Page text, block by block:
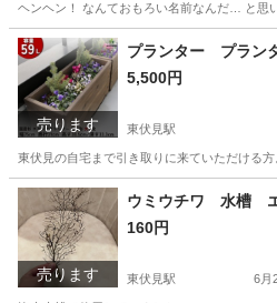
ヘンヘン！ なんておもろい名前なんだ… と思
東京 西東京市 東伏見駅 その他
売ります
プランター プラ
5,500円
東伏見駅
東伏見の自宅まで引き取りに来ていただける
東京 西東京市 東伏見駅 その他
売ります
ウミウチワ 水槽
160円
東伏見駅 6月